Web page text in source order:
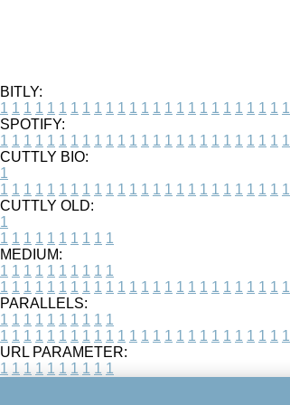
BITLY:
1 1 1 1 1 1 1 1 1 1 1 1 1 1 1 1 1 1 1 1 1 1 1 1 1
SPOTIFY:
1 1 1 1 1 1 1 1 1 1 1 1 1 1 1 1 1 1 1 1 1 1 1 1 1
CUTTLY BIO:
1
1 1 1 1 1 1 1 1 1 1 1 1 1 1 1 1 1 1 1 1 1 1 1 1 1
CUTTLY OLD:
1
1 1 1 1 1 1 1 1 1 1
MEDIUM:
1 1 1 1 1 1 1 1 1 1
1 1 1 1 1 1 1 1 1 1 1 1 1 1 1 1 1 1 1 1 1 1 1 1 1
PARALLELS:
1 1 1 1 1 1 1 1 1 1
1 1 1 1 1 1 1 1 1 1 1 1 1 1 1 1 1 1 1 1 1 1 1 1 1
URL PARAMETER:
1 1 1 1 1 1 1 1 1 1